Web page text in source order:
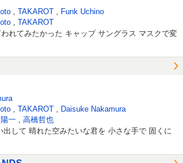
TAKAROT
Funk Uchino
TAKAROT
れてみたかった キャップ サングラス マスクで変
TAKAROT
Daisuke Nakamura
一 高橋哲也
出して 晴れた空みたいな君を 小さな手で 固くに